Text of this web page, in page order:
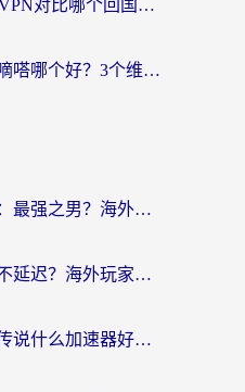
ChickCN VPN和洞见VPN对比哪个回国效果更好？海外党亲测3款加速器+避坑指南
海外党必看：斧牛和嘀嗒哪个好？3个维度教你选对回国加速器
印度怎么玩一拳超人：最强之男？海外党国服游戏加速避坑指南
国外怎么玩明日方舟不延迟？海外玩家国服游戏加速终极指南（附DNF梦幻诛仙解决方案）
海外党别愁！打炉石传说什么加速器好用？3个实用技巧解决国服游戏卡顿